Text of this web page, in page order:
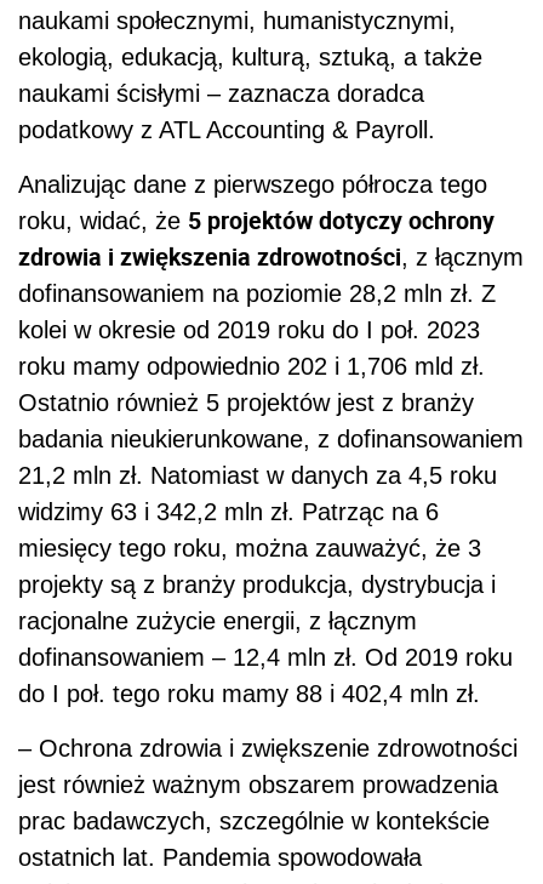
naukami społecznymi, humanistycznymi,
ekologią, edukacją, kulturą, sztuką, a także
naukami ścisłymi – zaznacza doradca
podatkowy z ATL Accounting & Payroll.
Analizując dane z pierwszego półrocza tego
roku, widać, że 5 projektów dotyczy ochrony
zdrowia i zwiększenia zdrowotności, z łącznym
dofinansowaniem na poziomie 28,2 mln zł. Z
kolei w okresie od 2019 roku do I poł. 2023
roku mamy odpowiednio 202 i 1,706 mld zł.
Ostatnio również 5 projektów jest z branży
badania nieukierunkowane, z dofinansowaniem
21,2 mln zł. Natomiast w danych za 4,5 roku
widzimy 63 i 342,2 mln zł. Patrząc na 6
miesięcy tego roku, można zauważyć, że 3
projekty są z branży produkcja, dystrybucja i
racjonalne zużycie energii, z łącznym
dofinansowaniem – 12,4 mln zł. Od 2019 roku
do I poł. tego roku mamy 88 i 402,4 mln zł.
– Ochrona zdrowia i zwiększenie zdrowotności
jest również ważnym obszarem prowadzenia
prac badawczych, szczególnie w kontekście
ostatnich lat. Pandemia spowodowała